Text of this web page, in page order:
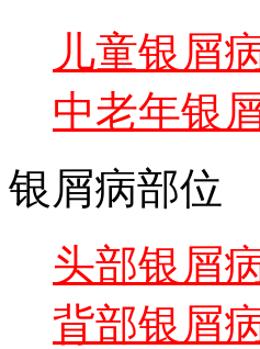
儿童银屑
中老年银
银屑病部位
头部银屑
背部银屑